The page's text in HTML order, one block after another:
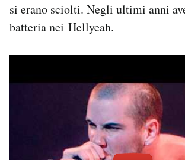
Esci
si erano sciolti. Negli ultimi anni
batteria nei Hellyeah.